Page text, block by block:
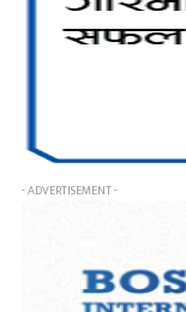
- ADVERTISEMENT -